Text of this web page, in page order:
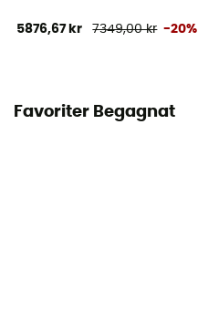
5876,67 kr 7349,00 kr -20%
Favoriter Begagnat